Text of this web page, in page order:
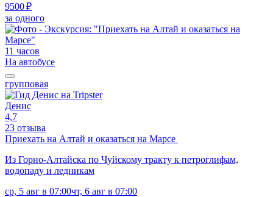
9500 ₽
за одного
11 часов
На автобусе
групповая
Денис
4,7
23 отзыва
Приехать на Алтай и оказаться на Марсе
Из Горно-Алтайска по Чуйскому тракту к петроглифам,
водопаду и ледникам
ср, 5 авг в 07:00чт, 6 авг в 07:00